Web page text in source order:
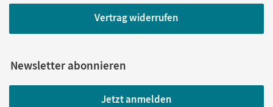
Vertrag widerrufen
Newsletter abonnieren
Jetzt anmelden